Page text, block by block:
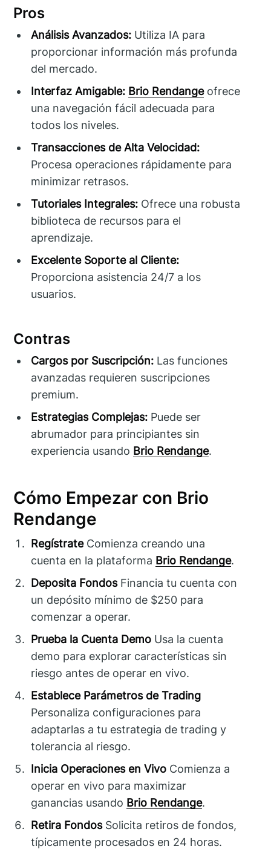
Pros
Análisis Avanzados: Utiliza IA para
proporcionar información más profunda
del mercado.
Interfaz Amigable: Brio Rendangeofrece
una navegación fácil adecuada para
todos los niveles.
Transacciones de Alta Velocidad:
Procesa operaciones rápidamente para
minimizar retrasos.
Tutoriales Integrales: Ofrece una robusta
biblioteca de recursos para el
aprendizaje.
Excelente Soporte al Cliente:
Proporciona asistencia 24/7 a los
usuarios.
Contras
Cargos por Suscripción: Las funciones
avanzadas requieren suscripciones
premium.
Estrategias Complejas: Puede ser
abrumador para principiantes sin
experiencia usando Brio Rendange.
Cómo Empezar con Brio
Rendange
RegístrateComienza creando una
cuenta en la plataforma Brio Rendange.
Deposita FondosFinancia tu cuenta con
un depósito mínimo de $250 para
comenzar a operar.
Prueba la Cuenta Demo Usa la cuenta
demo para explorar características sin
riesgo antes de operar en vivo.
Establece Parámetros de Trading
Personaliza configuraciones para
adaptarlas a tu estrategia de trading y
tolerancia al riesgo.
Inicia Operaciones en Vivo Comienza a
operar en vivo para maximizar
ganancias usando Brio Rendange.
Retira FondosSolicita retiros de fondos,
típicamente procesados en 24 horas.